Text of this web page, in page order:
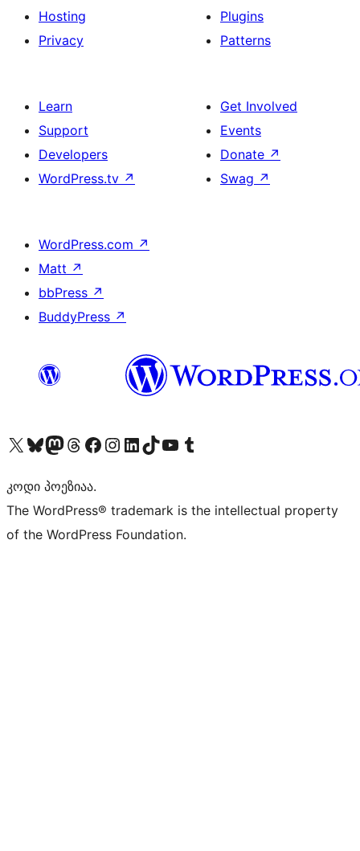
Hosting
Privacy
Plugins
Patterns
Learn
Support
Developers
WordPress.tv ↗
Get Involved
Events
Donate ↗
Swag ↗
WordPress.com ↗
Matt ↗
bbPress ↗
BuddyPress ↗
Visit our X (formerly Twitter) account
Visit our Bluesky account
Visit our Mastodon account
Visit our Threads account
Visit our Facebook page
Visit our Instagram account
Visit our LinkedIn account
Visit our TikTok account
Visit our YouTube channel
Visit our Tumblr account
კოდი პოეზიაა.
The WordPress® trademark is the intellectual property
of the WordPress Foundation.